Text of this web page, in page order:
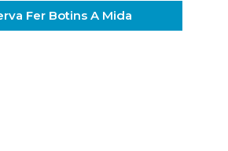
Fer Botins A Mida